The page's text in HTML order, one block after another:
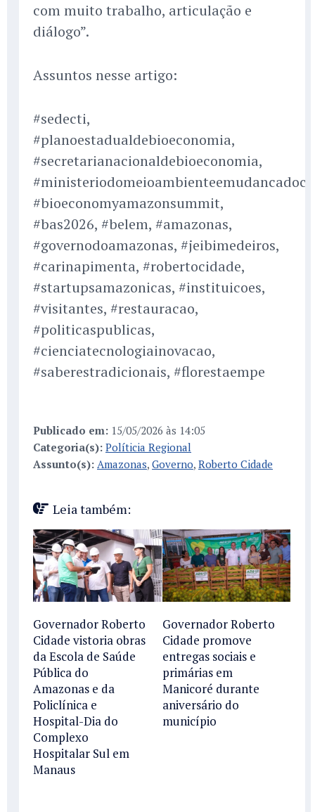
com muito trabalho, articulação e
diálogo”.
Assuntos nesse artigo:
#sedecti,
#planoestadualdebioeconomia,
#secretarianacionaldebioeconomia,
#bioeconomyamazonsummit,
#bas2026, #belem, #amazonas,
#governodoamazonas, #jeibimedeiros,
#carinapimenta, #robertocidade,
#startupsamazonicas, #instituicoes,
#visitantes, #restauracao,
#politicaspublicas,
#cienciatecnologiainovacao,
#saberestradicionais, #florestaempe
Publicado em: 15/05/2026 às 14:05
Categoria(s): Políticia Regional
Assunto(s): Amazonas, Governo, Roberto Cidade
Leia também:
Governador Roberto
Cidade vistoria obras
da Escola de Saúde
Pública do
Amazonas e da
Policlínica e
Hospital-Dia do
Complexo
Hospitalar Sul em
Manaus
Governador Roberto
Cidade promove
entregas sociais e
primárias em
Manicoré durante
aniversário do
município